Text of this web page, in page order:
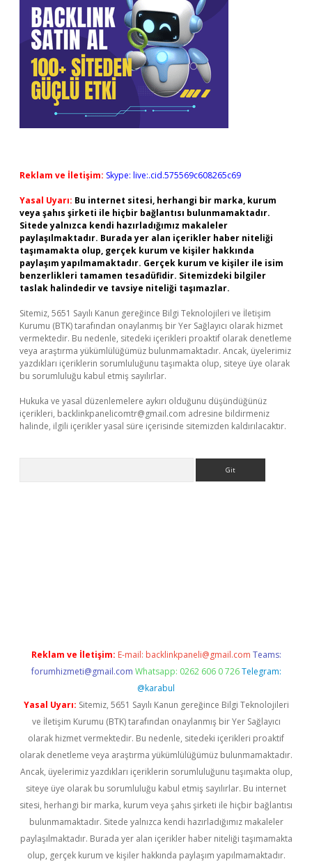
Reklam ve İletişim: Skype: live:.cid.575569c608265c69
Yasal Uyarı: Bu internet sitesi, herhangi bir marka, kurum
veya şahıs şirketi ile hiçbir bağlantısı bulunmamaktadır.
Sitede yalnızca kendi hazırladığımız makaleler
paylaşılmaktadır. Burada yer alan içerikler haber niteliği
taşımamakta olup, gerçek kurum ve kişiler hakkında
paylaşım yapılmamaktadır. Gerçek kurum ve kişiler ile isim
benzerlikleri tamamen tesadüfidir. Sitemizdeki bilgiler
taslak halindedir ve tavsiye niteliği taşımazlar.
Sitemiz, 5651 Sayılı Kanun gereğince Bilgi Teknolojileri ve İletişim
Kurumu (BTK) tarafından onaylanmış bir Yer Sağlayıcı olarak hizmet
vermektedir. Bu nedenle, sitedeki içerikleri proaktif olarak denetleme
veya araştırma yükümlülüğümüz bulunmamaktadır. Ancak, üyelerimiz
yazdıkları içeriklerin sorumluluğunu taşımakta olup, siteye üye olarak
bu sorumluluğu kabul etmiş sayılırlar.
Hukuka ve yasal düzenlemelere aykırı olduğunu düşündüğünüz
içerikleri, backlinkpanelicomtr@gmail.com adresine bildirmeniz
halinde, ilgili içerikler yasal süre içerisinde sitemizden kaldırılacaktır.
Reklam ve İletişim: E-mail: backlinkpaneli@gmail.com Teams:
forumhizmeti@gmail.com Whatsapp: 0262 606 0 726 Telegram:
@karabul
Yasal Uyarı: Sitemiz, 5651 Sayılı Kanun gereğince Bilgi Teknolojileri
ve İletişim Kurumu (BTK) tarafından onaylanmış bir Yer Sağlayıcı
olarak hizmet vermektedir. Bu nedenle, sitedeki içerikleri proaktif
olarak denetleme veya araştırma yükümlülüğümüz bulunmamaktadır.
Ancak, üyelerimiz yazdıkları içeriklerin sorumluluğunu taşımakta olup,
siteye üye olarak bu sorumluluğu kabul etmiş sayılırlar. Bu internet
sitesi, herhangi bir marka, kurum veya şahıs şirketi ile hiçbir bağlantısı
bulunmamaktadır. Sitede yalnızca kendi hazırladığımız makaleler
paylaşılmaktadır. Burada yer alan içerikler haber niteliği taşımamakta
olup, gerçek kurum ve kişiler hakkında paylaşım yapılmamaktadır.